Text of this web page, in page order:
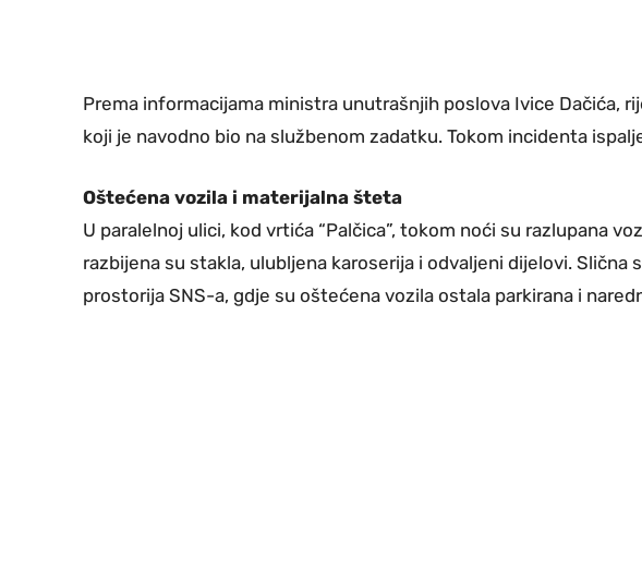
Prema informacijama ministra unutrašnjih poslova Ivice Dačića,
koji je navodno bio na službenom zadatku. Tokom incidenta
Oštećena vozila i materijalna šteta
U paralelnoj ulici, kod vrtića “Palčica”, tokom noći su razlupana
razbijena su stakla, ulubljena karoserija i odvaljeni dijelovi. Slična
prostorija SNS-a, gdje su oštećena vozila ostala parkirana i